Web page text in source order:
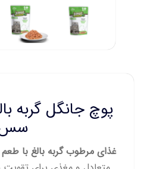
پوچ جانگل گربه
غذای مرطوب گربه بالغ با